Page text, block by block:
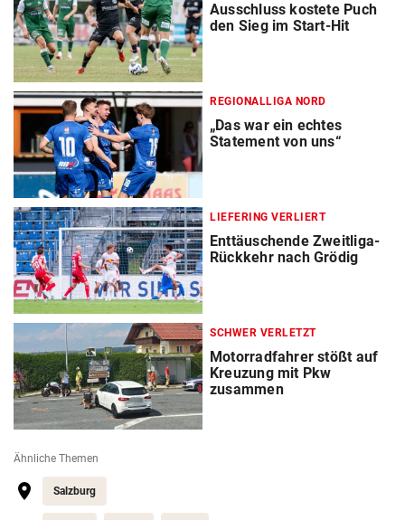
Ausschluss kostete Puch
den Sieg im Start-Hit
REGIONALLIGA NORD
„Das war ein echtes
Statement von uns“
LIEFERING VERLIERT
Enttäuschende Zweitliga-
Rückkehr nach Grödig
SCHWER VERLETZT
Motorradfahrer stößt auf
Kreuzung mit Pkw
zusammen
Ähnliche Themen
Salzburg